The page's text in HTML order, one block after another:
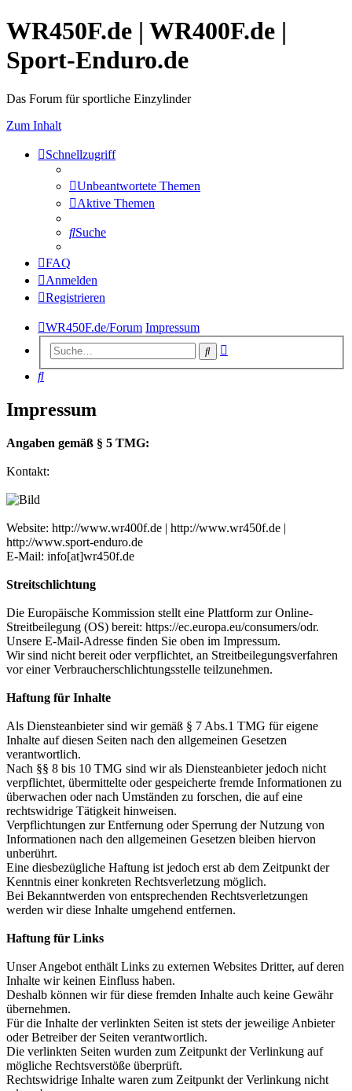
WR450F.de | WR400F.de |
Sport-Enduro.de
Das Forum für sportliche Einzylinder
Zum Inhalt
Schnellzugriff
Unbeantwortete Themen
Aktive Themen
Suche
FAQ
Anmelden
Registrieren
WR450F.de/Forum Impressum
Suche
Suche
Impressum
Angaben gemäß § 5 TMG:
Kontakt:
Website: http://www.wr400f.de | http://www.wr450f.de |
http://www.sport-enduro.de
E-Mail: info[at]wr450f.de
Streitschlichtung
Die Europäische Kommission stellt eine Plattform zur Online-
Streitbeilegung (OS) bereit: https://ec.europa.eu/consumers/odr.
Unsere E-Mail-Adresse finden Sie oben im Impressum.
Wir sind nicht bereit oder verpflichtet, an Streitbeilegungsverfahren
vor einer Verbraucherschlichtungsstelle teilzunehmen.
Haftung für Inhalte
Als Diensteanbieter sind wir gemäß § 7 Abs.1 TMG für eigene
Inhalte auf diesen Seiten nach den allgemeinen Gesetzen
verantwortlich.
Nach §§ 8 bis 10 TMG sind wir als Diensteanbieter jedoch nicht
verpflichtet, übermittelte oder gespeicherte fremde Informationen zu
überwachen oder nach Umständen zu forschen, die auf eine
rechtswidrige Tätigkeit hinweisen.
Verpflichtungen zur Entfernung oder Sperrung der Nutzung von
Informationen nach den allgemeinen Gesetzen bleiben hiervon
unberührt.
Eine diesbezügliche Haftung ist jedoch erst ab dem Zeitpunkt der
Kenntnis einer konkreten Rechtsverletzung möglich.
Bei Bekanntwerden von entsprechenden Rechtsverletzungen
werden wir diese Inhalte umgehend entfernen.
Haftung für Links
Unser Angebot enthält Links zu externen Websites Dritter, auf deren
Inhalte wir keinen Einfluss haben.
Deshalb können wir für diese fremden Inhalte auch keine Gewähr
übernehmen.
Für die Inhalte der verlinkten Seiten ist stets der jeweilige Anbieter
oder Betreiber der Seiten verantwortlich.
Die verlinkten Seiten wurden zum Zeitpunkt der Verlinkung auf
mögliche Rechtsverstöße überprüft.
Rechtswidrige Inhalte waren zum Zeitpunkt der Verlinkung nicht